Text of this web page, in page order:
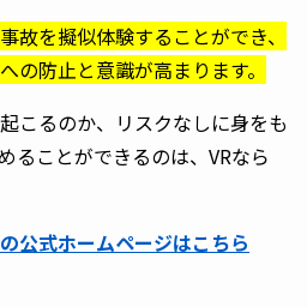
故を擬似体験することができ、
の防止と意識が高まります。
こるのか、リスクなしに身をも
ることができるのは、VRなら
公式ホームページはこちら